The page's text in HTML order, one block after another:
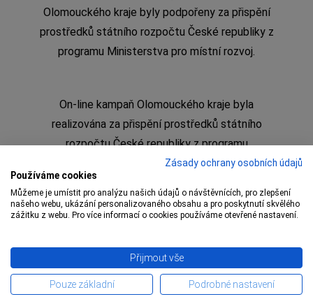
Olomouckého kraje byly podpořeny za přispění
prostředků státního rozpočtu České republiky z
programu Ministerstva pro místní rozvoj.
On-line kampaň Olomouckého kraje byla
realizována za přispění prostředků státního
rozpočtu České republiky z programu
Ministerstva pro místní rozvoj
Copyright © 2009 – 1 Olomoucký kraj,Centrála
cestovního ruchu Olomouckého kraje
Zásady ochrany osobních údajů
Používáme cookies
Můžeme je umístit pro analýzu našich údajů o návštěvnících, pro zlepšení
našeho webu, ukázání personalizovaného obsahu a pro poskytnutí skvělého
zážitku z webu. Pro více informací o cookies používáme otevřené nastavení.
Přijmout vše
Pouze základní Podrobné nastavení